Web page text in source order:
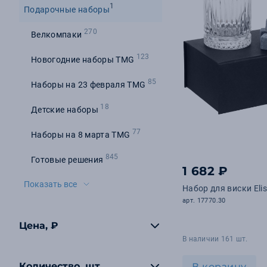
Подарочные наборы1
Велкомпаки 270
Новогодние наборы TMG 123
Наборы на 23 февраля TMG 85
Детские наборы 18
Наборы на 8 марта TMG 77
Готовые решения 845
Показать все
Цена, ₽
1 682 ₽
Набор для виски
арт. 17770.30
В наличии 161 шт.